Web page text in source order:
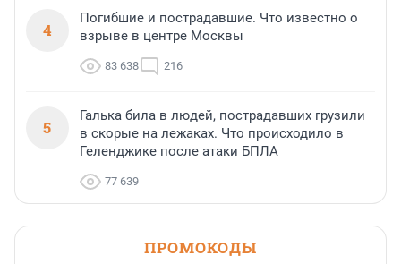
4
Погибшие и пострадавшие. Что известно о
взрыве в центре Москвы
83 638 216
5
Галька била в людей, пострадавших грузили
в скорые на лежаках. Что происходило в
Геленджике после атаки БПЛА
77 639
ПРОМОКОДЫ